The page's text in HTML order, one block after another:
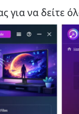
για να δείτε